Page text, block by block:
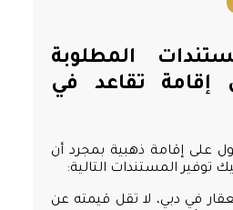
المطلوبة
إقامة تقاعد في
على إقامة ذهبية بمجرد أن
توفير المستندات التالية:
في دبي، لا تقل قيمته عن